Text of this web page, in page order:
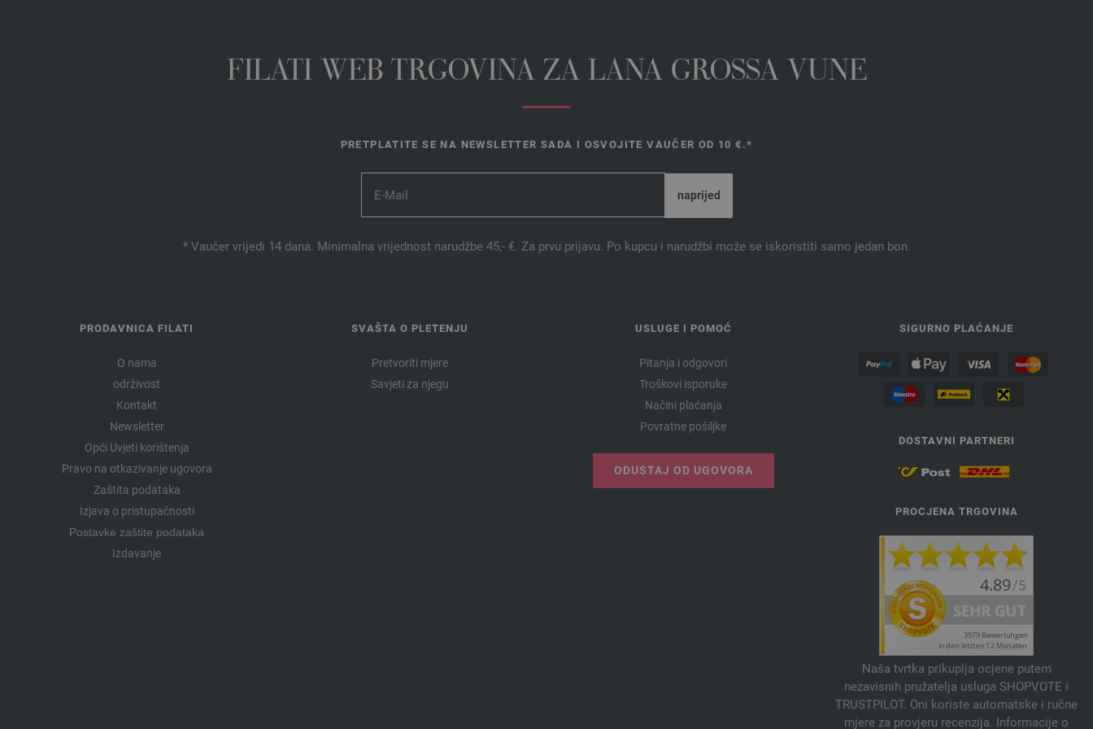
FILATI WEB TRGOVINA ZA LANA GROSSA VUNE
PRETPLATITE SE NA NEWSLETTER SADA I OSVOJITE VAUČER OD 10 €.*
* Vaučer vrijedi 14 dana. Minimalna vrijednost narudžbe 45,- €. Za prvu prijavu. Po kupcu i narudžbi može se iskoristiti samo jedan bon.
PRODAVNICA FILATI
O nama
održivost
Kontakt
Newsletter
Opći Uvjeti korištenja
Pravo na otkazivanje ugovora
Zaštita podataka
Izjava o pristupačnosti
Postavke zaštite podataka
Izdavanje
SVAŠTA O PLETENJU
Pretvoriti mjere
Savjeti za njegu
USLUGE I POMOĆ
Pitanja i odgovori
Troškovi isporuke
Načini plaćanja
Povratne pošiljke
ODUSTAJ OD UGOVORA
SIGURNO PLAĆANJE
DOSTAVNI PARTNERI
PROCJENA TRGOVINA
Naša tvrtka prikuplja ocjene putem
nezavisnih pružatelja usluga SHOPVOTE i
TRUSTPILOT. Oni koriste automatske i ručne
mjere za provjeru recenzija. Informacije o